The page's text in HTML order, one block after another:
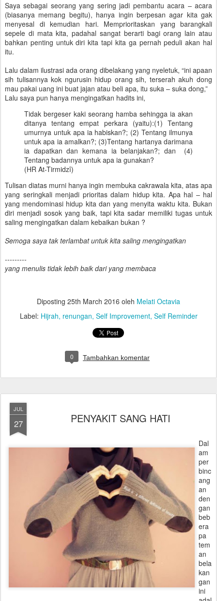
Saya sebagai seorang yang sering jadi pembantu acara – acara
(biasanya memang begitu), hanya ingin berpesan agar kita gak
menyesal di kemudian hari. Memprioritaskan yang barangkali
sepele di mata kita, padahal sangat berarti bagi orang lain atau
bahkan penting untuk diri kita tapi kita ga pernah peduli akan hal
itu.
Lalu dalam ilustrasi ada orang dibelakang yang nyeletuk, “ini apaan
sih tulisannya kok ngurusin hidup orang sih, terserah akuh dong
mau pakai uang ini buat jajan atau beli apa, itu suka – suka dong,”
Lalu saya pun hanya mengingatkan hadits ini,
Tidak bergeser kaki seorang hamba sehingga ia akan
ditanya tentang empat perkara (yaitu):(1) Tentang
umurnya untuk apa ia habiskan?; (2) Tentang ilmunya
untuk apa ia amalkan?; (3)Tentang hartanya darimana
ia dapatkan dan kemana ia belanjakan?; dan (4)
Tentang badannya untuk apa ia gunakan?
(HR At-Tirmidzî)
Tulisan diatas murni hanya ingin membuka cakrawala kita, atas apa
yang seringkali menjadi prioritas dalam hidup kita. Apa hal – hal
yang mendominasi hidup kita dan yang menyita waktu kita. Bukan
diri menjadi sosok yang baik, tapi kita sadar memiliki tugas untuk
saling mengingatkan dalam kebaikan bukan ?
Semoga saya tak terlambat untuk kita saling mengingatkan
---------
yang menulis tidak lebih baik dari yang membaca
Diposting 25th March 2016 oleh Melati Octavia
Label: Hijrah renungan Self Improvement Self Reminder
0 Tambahkan komentar
JUL
27 PENYAKIT SANG HATI
Dal
am
per
binc
ang
an
den
gan
beb
era
pa
tem
an
bela
kan
gan
ini